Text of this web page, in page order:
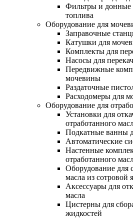
Фильтры и донные
топлива
Оборудование для
Заправочные
Катушки для
Комплекты для
Насосы для
Передвижные
мочевины
Раздаточные
Расходомеры для
Оборудование для
Установки для
отработанного
Подкатные ванны
Автоматические
Настенные
отработанного
Оборудование для
масла из сотровой
Аксессуары для
масла
Цистерны для
жидкостей